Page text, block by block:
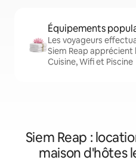
Équipements
Les voyageurs
Siem Reap
Cuisine, Wifi et Piscine
Siem Reap :
maison d'hôtes